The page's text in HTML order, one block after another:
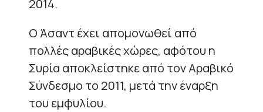
2014.
Ο Άσαντ έχει απομονωθεί από
πολλές αραβικές χώρες, αφότου η
Συρία αποκλείστηκε από τον Αραβικό
Σύνδεσμο το 2011, μετά την έναρξη
του εμφυλίου.